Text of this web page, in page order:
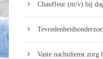
Chauffeur (m/v) bij
Vaste nachtdienst